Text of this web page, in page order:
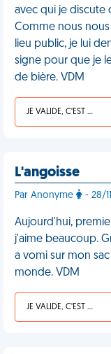
avec qui je discute
Comme nous
lieu public, je lui
signe pour que je
de bière. VDM
JE VALIDE, C'EST UNE VDM
L'angoisse
Par Anonyme - 28/
Aujourd'hui,
j'aime beaucoup.
a vomi sur mon
monde. VDM
JE VALIDE, C'EST UNE VDM